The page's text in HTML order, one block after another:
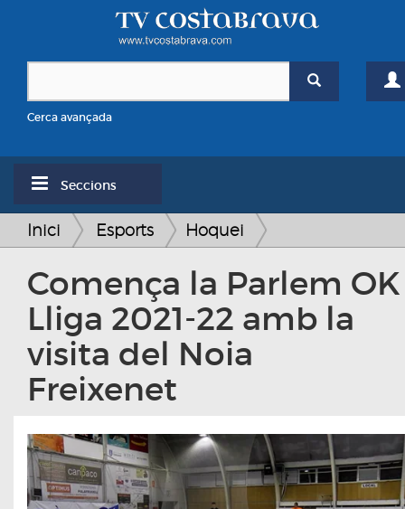
Cerca avançada
Seccions
Inici Esports Hoquei
Comença la Parlem OK
Lliga 2021-22 amb la
visita del Noia
Freixenet